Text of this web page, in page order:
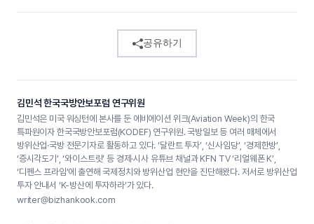
공유하기
김민석 한국국방안보포럼 연구위원
김민석은 미국 워싱턴에 본사를 둔 에비에이션 위크(Aviation Week)의 한국
특파원이자 한국국방안보포럼(KODEF) 연구위원. 국방일보 등 여러 매체에서
방위산업·국방 전문기자로 활동하고 있다. ‘달란트 투자’, ‘신사임당’, ‘경제한방’,
‘증시각도기’, ‘와이스트릿’ 등 경제·시사 유튜브 채널과 KFN TV ‘리얼웨폰 K’,
‘디펜스 프라임’에 출연해 국제정치와 방위산업 현안을 진단해왔다. 저서로 방위산업
투자 안내서 ‘K-방산에 투자하라’가 있다.
writer@bizhankook.com